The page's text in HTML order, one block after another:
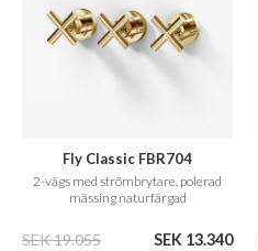
Fly Classic FBR704
2-vägs med strömbrytare, polerad
mässing naturfärgad
SEK 19.055 SEK 13.340